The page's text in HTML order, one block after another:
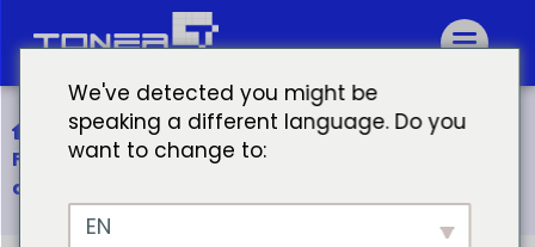
Início
Faça você mesmo: como recarregar o cartucho
de toner e economizar dinheiro
We've detected you might be
speaking a different language. Do you
want to change to:
EN